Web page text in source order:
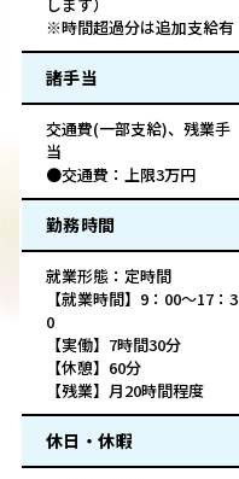
します）
※時間超過分は追加支給有
諸手当
交通費(一部支給)、残業手
当
●交通費：上限3万円
勤務時間
就業形態：定時間
【就業時間】9：00～17：3
0
【実働】7時間30分
【休憩】60分
【残業】月20時間程度
休日・休暇